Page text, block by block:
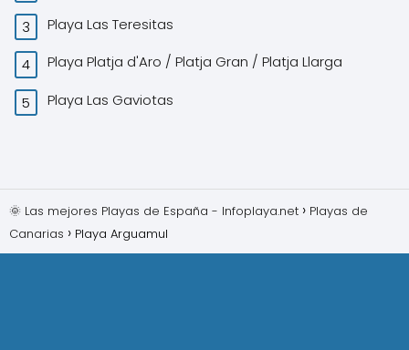
Playa Las Teresitas
Playa Platja d'Aro / Platja Gran / Platja Llarga
Playa Las Gaviotas
🌞 Las mejores Playas de España - Infoplaya.net
Playas de
Canarias
Playa Arguamul